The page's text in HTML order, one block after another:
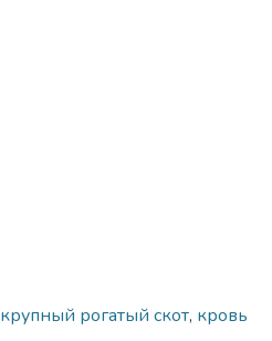
крупный рогатый скот, кровь